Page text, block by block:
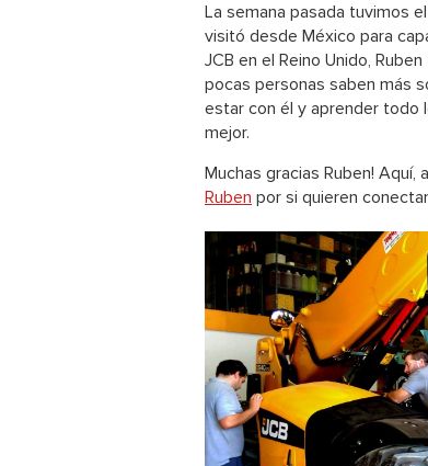
AVANT
KESLA
La semana pasada tuvimos
visitó desde México para
JCB en el Reino Unido,
pocas personas saben más
estar con él y aprender todo
mejor.
Muchas gracias Ruben!
Ruben por si quieren